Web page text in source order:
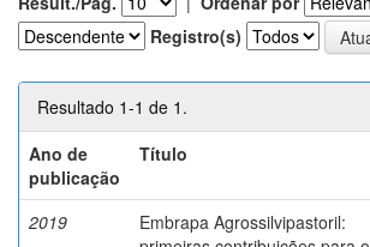
Registro(s)
Resultado 1-1 de 1.
Ano de
publicação
Título
2019
Embrapa Agrossilvipastoril: